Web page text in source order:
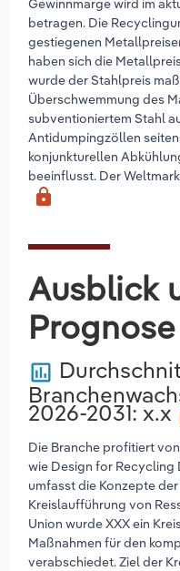
Gewinnmarge wird im
betragen. Die
gestiegenen
haben sich die
wurde der Stahlpreis
Überschwemmung des
subventioniertem Stahl
Antidumpingzöllen
konjunkturellen
beeinflusst. Der
lock
Ausblick
poll
2026-2031: x.x
Die Branche profitiert
wie Design for
umfasst die Konzepte
Kreislaufführung von
Union wurde XXX ein
Maßnahmen für den
verabschiedet. Ziel der